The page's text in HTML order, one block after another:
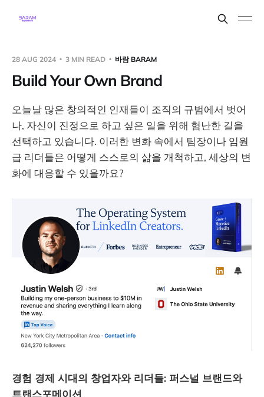
28 AUG 2024 3 MIN READ 바람 BARAM
Build Your Own Brand
오늘날 많은 창의적인 인재들이 조직의 규범에서 벗어
나, 자신이 진정으로 하고 싶은 일을 위해 험난한 길을
선택하고 있습니다. 이러한 변화 속에서 팀장이나 임원
급 리더들은 어떻게 스스로의 삶을 개척하고, 세상의 변
화에 대응할 수 있을까요?
경험 경제 시대의 창업자와 리더들: 퍼스널 브랜드와
트랜스포메이션